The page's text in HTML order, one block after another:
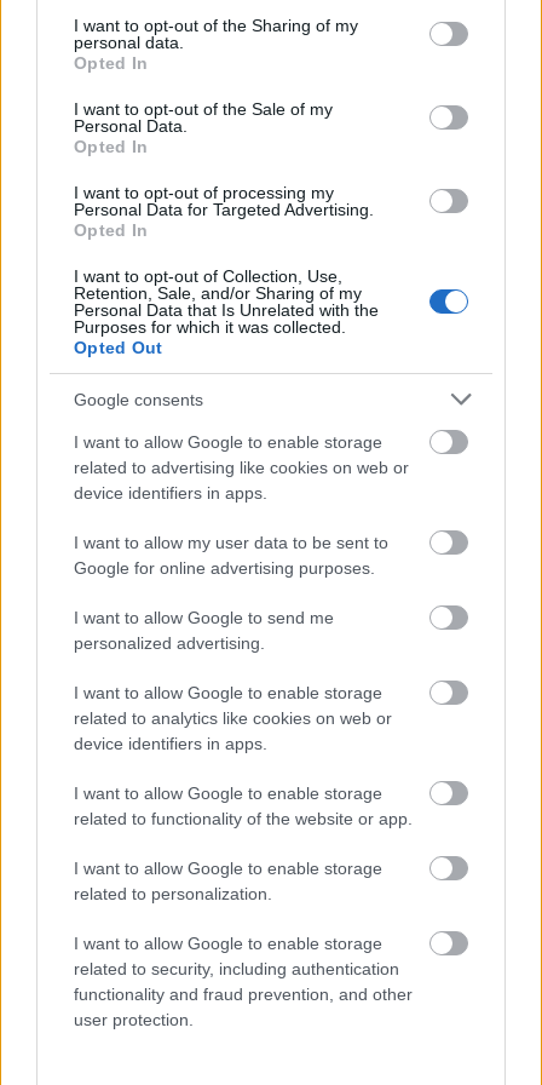
not limited to your visit or usage behaviour. You may click to
grant or deny consent to Google and its third-party tags to
use your data for below specified purposes in below Google
consent section.
I want to opt-out of the Sharing of my
personal data.
Opted In
I want to opt-out of the Sale of my
Personal Data.
Opted In
I want to opt-out of processing my
Personal Data for Targeted Advertising.
Opted In
I want to opt-out of Collection, Use,
Retention, Sale, and/or Sharing of my
Personal Data that Is Unrelated with the
Purposes for which it was collected.
Opted Out
Google consents
I want to allow Google to enable storage
related to advertising like cookies on web or
device identifiers in apps.
I want to allow my user data to be sent to
Google for online advertising purposes.
I want to allow Google to send me
personalized advertising.
I want to allow Google to enable storage
related to analytics like cookies on web or
device identifiers in apps.
I want to allow Google to enable storage
related to functionality of the website or app.
I want to allow Google to enable storage
related to personalization.
I want to allow Google to enable storage
related to security, including authentication
functionality and fraud prevention, and other
user protection.
ΡΟΗ ΕΙΔΗΣΕΩΝ
«Δεν θα μπορέσω να εργαστώ για κάποιο χρονικό
Η τρομερή υποδοχή του Σαλάχ στην
Τραπεζούντα, ΒΙΝΤΕΟ
Οι φορτιστές και οι κίνδυνοι, τι πρέπει να
προσέχουμε με τις ηλεκτρικές και ηλεκτρονικές
συσκευές
Στην Αθήνα η 46χρονη που κατηγορείται για
Ο ΠΑΟΚ τα έκανε θάλασσα και τώρα τρέχει
το επόμενο τριήμερο
Η Παναχαϊκή ανακοίνωσε πρωτότυπα και
«Δεν χάσαμε μόνο ένα σπίτι», η τρομερή ιστορία
οικογένειας από τη Βρετανία που καταστράφηκε
Καταγγελία ερευνητή του ΑΠΘ: «Χυδαίο
“φιλόζωους”»
σημάδια ζωής», συγκλονίζει ο ναυαγοσώστης
για τον πνιγμό στα Μάλια
Ο καύσωνας λιώνει τους Σλοβάκους, ρεκόρ με